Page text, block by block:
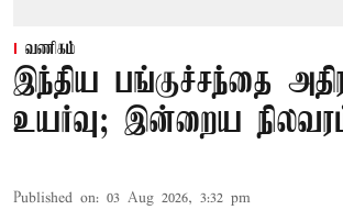
வணிகம்
இந்திய பங்குச்சந்தை
உயர்வு; இன்றைய
Published on: 03 Aug 2026, 3:32 pm